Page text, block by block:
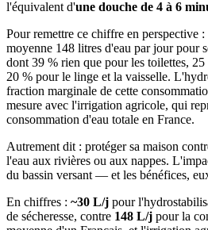
l'équivalent d'une douche de 4 à 6
Pour remettre ce chiffre en perspective
moyenne 148 litres d'eau par jour pour
dont 39 % rien que pour les toilettes,
20 % pour le linge et la vaisselle.
fraction marginale de cette
mesure avec l'irrigation agricole, qui
consommation d'eau totale en France.
Autrement dit : protéger sa maison
l'eau aux rivières ou aux nappes.
du bassin versant — et les bénéfices,
En chiffres : ~30 L/j pour
de sécheresse, contre 148 L/j pour la